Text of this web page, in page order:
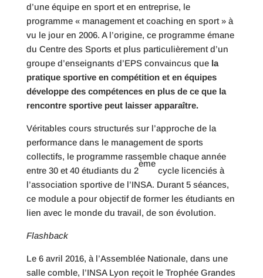
d’une équipe en sport et en entreprise, le
programme « management et coaching en sport » à
vu le jour en 2006. A l’origine, ce programme émane
du Centre des Sports et plus particulièrement d’un
groupe d’enseignants d’EPS convaincus que la
pratique sportive en compétition et en équipes
développe des compétences en plus de ce que la
rencontre sportive peut laisser apparaître.
Véritables cours structurés sur l’approche de la
performance dans le management de sports
collectifs, le programme rassemble chaque année
entre 30 et 40 étudiants du 2
ème
cycle licenciés à
l’association sportive de l’INSA. Durant 5 séances,
ce module a pour objectif de former les étudiants en
lien avec le monde du travail, de son évolution.
Flashback
Le 6 avril 2016, à l’Assemblée Nationale, dans une
salle comble, l’INSA Lyon reçoit le Trophée Grandes